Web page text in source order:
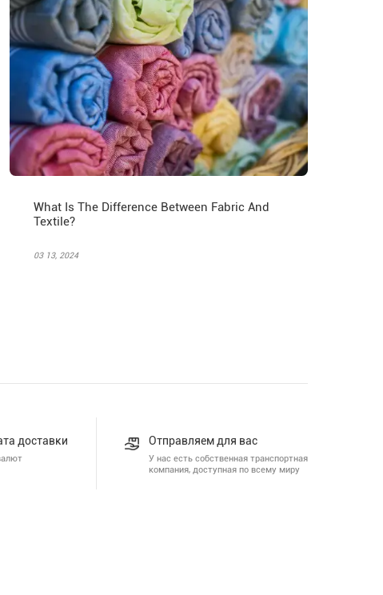
What Is The Difference Between Fabric And
Textile?
03 13, 2024
доставки Отправляем для вас
У нас есть собственная транспортная
компания, доступная по всему миру